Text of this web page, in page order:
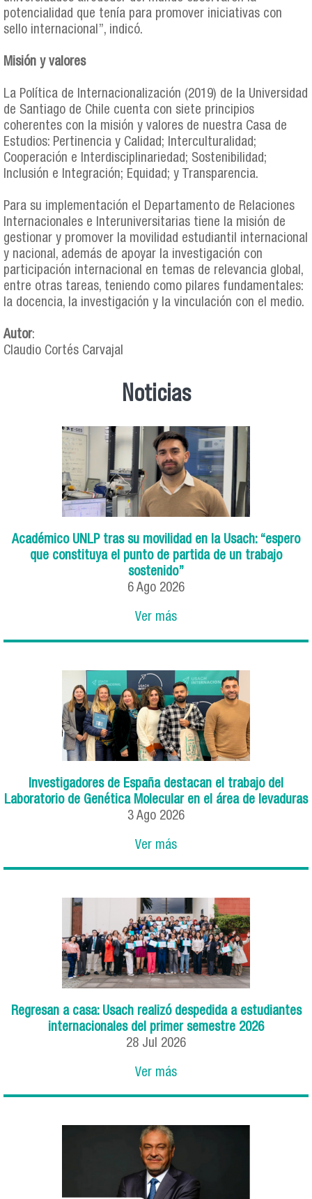
potencialidad que tenía para promover iniciativas con
sello internacional”, indicó.
Misión y valores
La Política de Internacionalización (2019) de la Universidad
de Santiago de Chile cuenta con siete principios
coherentes con la misión y valores de nuestra Casa de
Estudios: Pertinencia y Calidad; Interculturalidad;
Cooperación e Interdisciplinariedad; Sostenibilidad;
Inclusión e Integración; Equidad; y Transparencia.
Para su implementación el Departamento de Relaciones
Internacionales e Interuniversitarias tiene la misión de
gestionar y promover la movilidad estudiantil internacional
y nacional, además de apoyar la investigación con
participación internacional en temas de relevancia global,
entre otras tareas, teniendo como pilares fundamentales:
la docencia, la investigación y la vinculación con el medio.
Autor:
Claudio Cortés Carvajal
Noticias
Académico UNLP tras su movilidad en la Usach: “espero
que constituya el punto de partida de un trabajo
sostenido”
6 Ago 2026
Ver más
Investigadores de España destacan el trabajo del
Laboratorio de Genética Molecular en el área de levaduras
3 Ago 2026
Ver más
Regresan a casa: Usach realizó despedida a estudiantes
internacionales del primer semestre 2026
28 Jul 2026
Ver más